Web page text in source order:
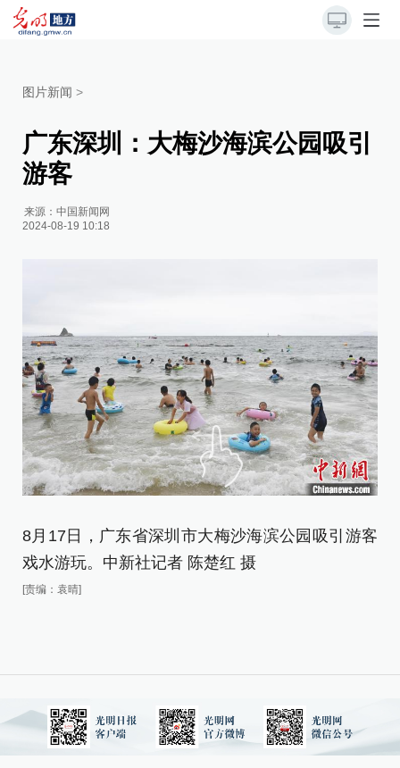
图片新闻 >
广东深圳：大梅沙海滨公园吸引
游客
来源：中国新闻网
2024-08-19 10:18
8月17日，广东省深圳市大梅沙海滨公园吸引游客
戏水游玩。中新社记者 陈楚红 摄
[责编：袁晴]